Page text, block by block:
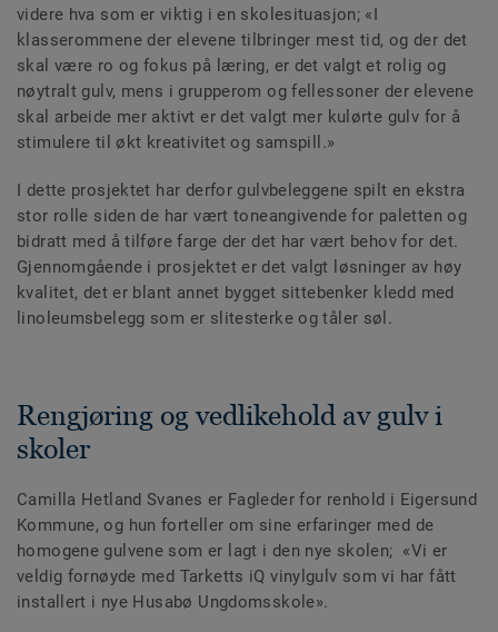
videre hva som er viktig i en skolesituasjon; «I
klasserommene der elevene tilbringer mest tid, og der det
skal være ro og fokus på læring, er det valgt et rolig og
nøytralt gulv, mens i grupperom og fellessoner der elevene
skal arbeide mer aktivt er det valgt mer kulørte gulv for å
stimulere til økt kreativitet og samspill.»
I dette prosjektet har derfor gulvbeleggene spilt en ekstra
stor rolle siden de har vært toneangivende for paletten og
bidratt med å tilføre farge der det har vært behov for det.
Gjennomgående i prosjektet er det valgt løsninger av høy
kvalitet, det er blant annet bygget sittebenker kledd med
linoleumsbelegg som er slitesterke og tåler søl.
Rengjøring og vedlikehold av gulv i
skoler
Camilla Hetland Svanes er Fagleder for renhold i Eigersund
Kommune, og hun forteller om sine erfaringer med de
homogene gulvene som er lagt i den nye skolen; «Vi er
veldig fornøyde med Tarketts iQ vinylgulv som vi har fått
installert i nye Husabø Ungdomsskole».